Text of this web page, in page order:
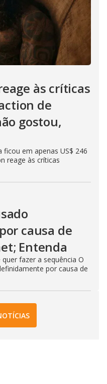
às críticas
de
gostou,
em apenas US$ 246
reage às críticas
causa de
Entenda
fazer a sequência O
por causa de